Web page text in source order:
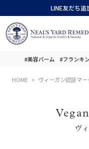
LINE友だち追
#美容バーム #フランキ
HOME ヴィーガン認証マー
ヴ